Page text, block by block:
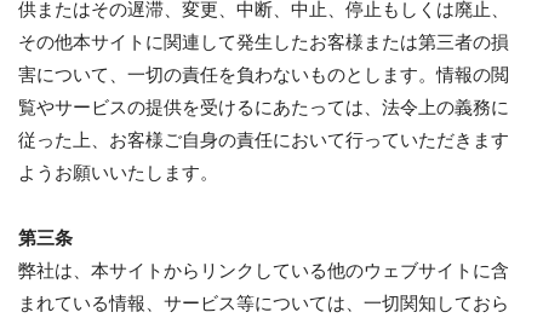
供またはその遅滞、変更、中断、中止、停止もしくは廃止、
その他本サイトに関連して発生したお客様または第三者の損
害について、一切の責任を負わないものとします。情報の閲
覧やサービスの提供を受けるにあたっては、法令上の義務に
従った上、お客様ご自身の責任において行っていただきます
ようお願いいたします。
第三条
弊社は、本サイトからリンクしている他のウェブサイトに含
まれている情報、サービス等については、一切関知しておら